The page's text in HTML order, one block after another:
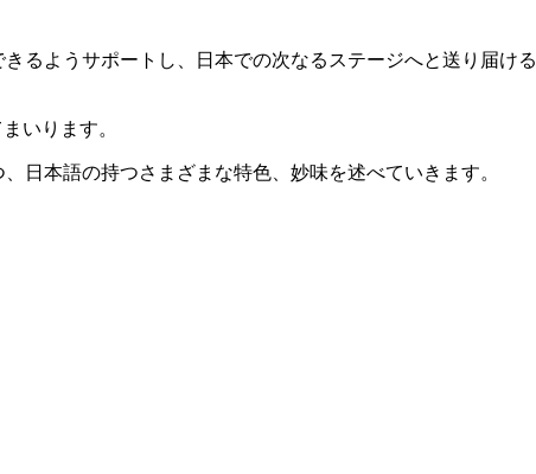
るようサポートし、日本での次なるステージへと送り届け
いります。
日本語の持つさまざまな特色、妙味を述べていきます。